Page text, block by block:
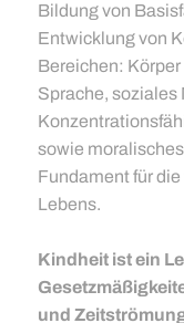
Bildung von
Entwicklung von
Bereichen:
Sprache, soziales
sowie
Fundament für
Lebens.
Kindheit ist ein
und